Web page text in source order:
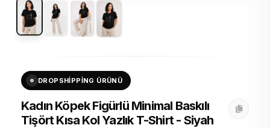
DROPSHIPPING ÜRÜNÜ
Kadın Köpek Figürlü Minimal Baskılı
Tişört Kısa Kol Yazlık T-Shirt - Siyah